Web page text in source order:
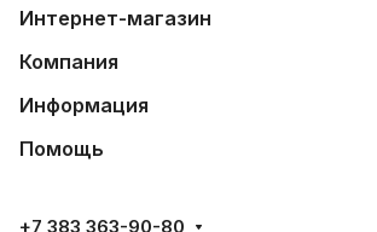
Интернет-магазин
Компания
Информация
Помощь
+7 383 363-90-80